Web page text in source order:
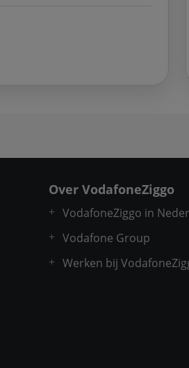
Over VodafoneZiggo
VodafoneZiggo in
Vodafone Group
Werken bij